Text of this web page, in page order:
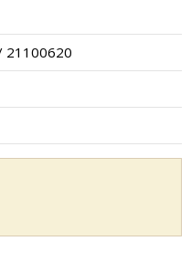
21100620